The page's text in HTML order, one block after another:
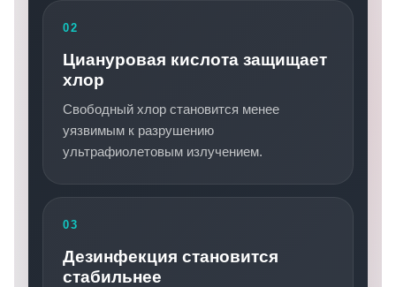
02
Циануровая кислота защищает
хлор
Свободный хлор становится менее
уязвимым к разрушению
ультрафиолетовым излучением.
03
Дезинфекция становится
стабильнее